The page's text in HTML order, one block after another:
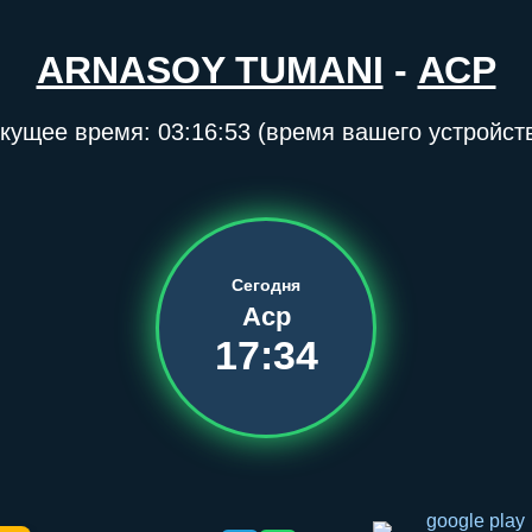
ARNASOY TUMANI - АСР
время: 03:16:54(время вашего
Сегодня
Аср
17:34